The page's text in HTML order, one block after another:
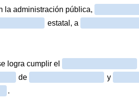
la administración pública,
estatal, a
logra cumplir el
de y
.